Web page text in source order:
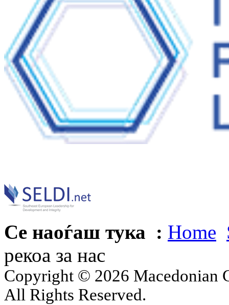
Се наоѓаш тука : Home
рекоа за нас
Copyright © 2026 Macedonian
All Rights Reserved.